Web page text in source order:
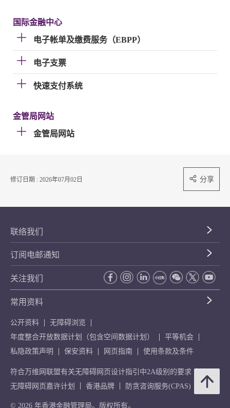
国际金融中心
电子帐单及缴费服务（EBPP）
电子支票
快速支付系统
金管局网站
金管局网站
修订日期 : 2026年07月02日 分享
联络我们
订阅电邮通知
关注我们
常用资料
公开资料
无障碍浏览
年度整合开放数据计划（包含空间数据计划）
平等机会
私隐政策声明
保安资料 网页指南 使用条款及条件
符合万维网联盟有关无障碍网页设计指引中2A级别的要求
无障碍网页嘉许计划
香港品牌 防贪咨询服务(CPAS)
© 2026 年香港金融管理局。版权所有。